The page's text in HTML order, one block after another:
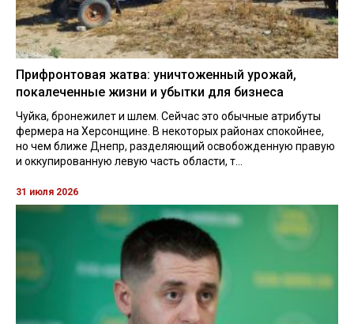
Прифронтовая жатва: уничтоженный урожай,
покалеченные жизни и убытки для бизнеса
Чуйка, бронежилет и шлем. Сейчас это обычные атрибуты
фермера на Херсонщине. В некоторых районах спокойнее,
но чем ближе Днепр, разделяющий освобожденную правую
и оккупированную левую часть области, т...
31 июля 2026